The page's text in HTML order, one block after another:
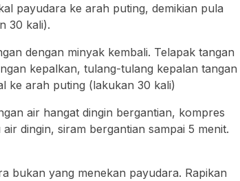
payudara ke arah puting, demikian pula
30 kali).
dengan minyak kembali. Telapak tangan
kepalkan, tulang-tulang kepalan tangan
ke arah puting (lakukan 30 kali)
air hangat dingin bergantian, kompres
dingin, siram bergantian sampai 5 menit.
bukan yang menekan payudara. Rapikan